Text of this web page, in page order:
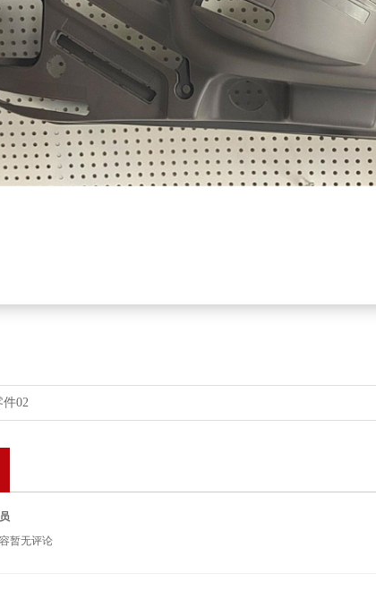
02
暂无评论